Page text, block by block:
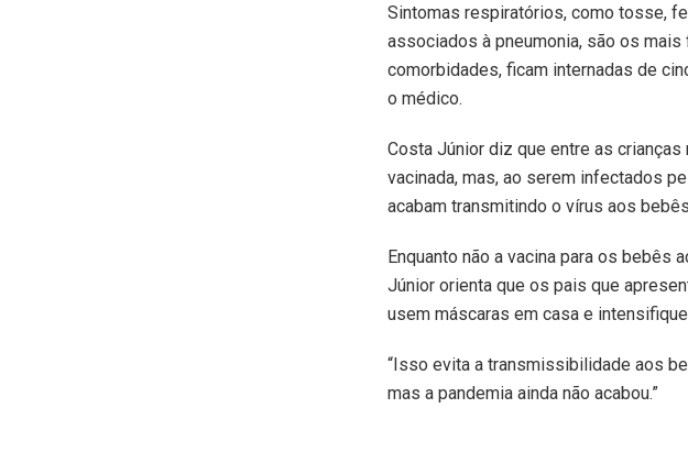
Sintomas respiratórios, como tosse,
associados à pneumonia, são os mais
comorbidades, ficam internadas de
o médico.
Costa Júnior diz que entre as
vacinada, mas, ao serem infectados
acabam transmitindo o vírus aos
Enquanto não a vacina para os bebês
Júnior orienta que os pais que
usem máscaras em casa e
“Isso evita a transmissibilidade aos
mas a pandemia ainda não acabou.”